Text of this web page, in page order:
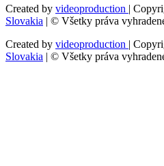
Created by videoproduction |
Slovakia | © Všetky práva
Created by videoproduction |
Slovakia | © Všetky práva